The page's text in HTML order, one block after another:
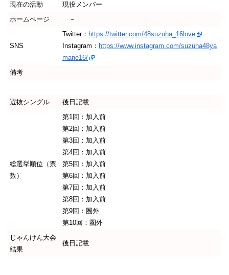
現在の活動
現役メンバー
ホームページ
－
SNS
Twitter： https://twitter.com/48suzuha_16love
Instagram： https://www.instagram.com/suzuha48ya
mane16/
備考
選抜シングル 後日記載
総選挙順位（票
数）
第1回：加入前
第2回：加入前
第3回：加入前
第4回：加入前
第5回：加入前
第6回：加入前
第7回：加入前
第8回：加入前
第9回：圏外
第10回：圏外
じゃんけん大会
結果
後日記載